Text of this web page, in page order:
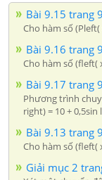
Bài 9.15 trang
Cho hàm số
Bài 9.16 trang
Cho hàm số (fleft(
Bài 9.17 trang
Phương trình
right) = 10 +
Bài 9.13 trang
Cho hàm số (fleft(
Giải mục 2